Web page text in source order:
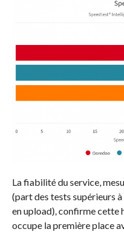
La fiabilité du service,
(part des tests supérieurs
en upload), confirme cette
occupe la première place